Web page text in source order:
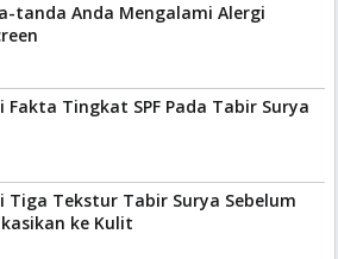
tanda Anda Mengalami Alergi
Fakta Tingkat SPF Pada Tabir Surya
Tiga Tekstur Tabir Surya Sebelum
ke Kulit